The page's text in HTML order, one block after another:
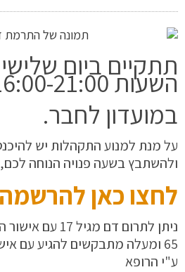
השעות 16:00-21:00
במועדון לחבר.
על מנת למנוע התקהלות יש
ולהשתבץ בשעה פנויה הנוחה לכם,
לחצו כאן להרשמה
ניתן לתרום דם
65 ומעלה מתבקשים להגיע עם
ע"י הרופא